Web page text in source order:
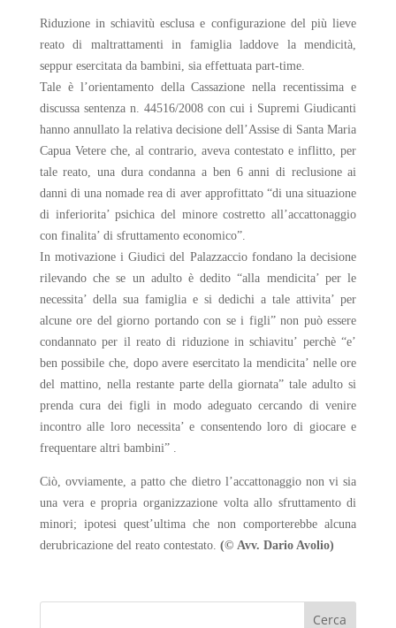
Riduzione in schiavitù esclusa e configurazione del più lieve
reato di maltrattamenti in famiglia laddove la mendicità,
seppur esercitata da bambini, sia effettuata part-time.
Tale è l’orientamento della Cassazione nella recentissima e
discussa sentenza n. 44516/2008 con cui i Supremi Giudicanti
hanno annullato la relativa decisione dell’Assise di Santa Maria
Capua Vetere che, al contrario, aveva contestato e inflitto, per
tale reato, una dura condanna a ben 6 anni di reclusione ai
danni di una nomade rea di aver approfittato “di una situazione
di inferiorita’ psichica del minore costretto all’accattonaggio
con finalita’ di sfruttamento economico”.
In motivazione i Giudici del Palazzaccio fondano la decisione
rilevando che se un adulto è dedito “alla mendicita’ per le
necessita’ della sua famiglia e si dedichi a tale attivita’ per
alcune ore del giorno portando con se i figli” non può essere
condannato per il reato di riduzione in schiavitu’ perchè “e’
ben possibile che, dopo avere esercitato la mendicita’ nelle ore
del mattino, nella restante parte della giornata” tale adulto si
prenda cura dei figli in modo adeguato cercando di venire
incontro alle loro necessita’ e consentendo loro di giocare e
frequentare altri bambini” .
Ciò, ovviamente, a patto che dietro l’accattonaggio non vi sia
una vera e propria organizzazione volta allo sfruttamento di
minori; ipotesi quest’ultima che non comporterebbe alcuna
derubricazione del reato contestato. (© Avv. Dario Avolio)